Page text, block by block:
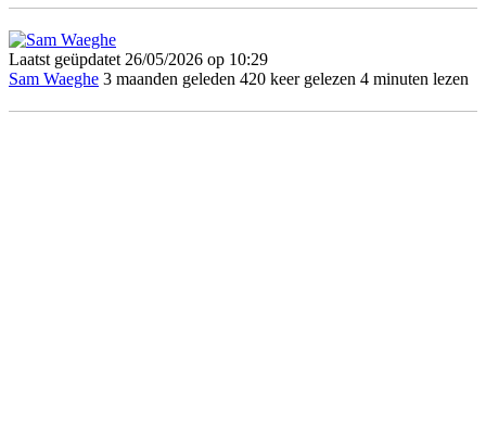
Laatst geüpdatet 26/05/2026 op 10:29
Sam Waeghe 3 maanden geleden 420 keer gelezen 4 minuten lezen